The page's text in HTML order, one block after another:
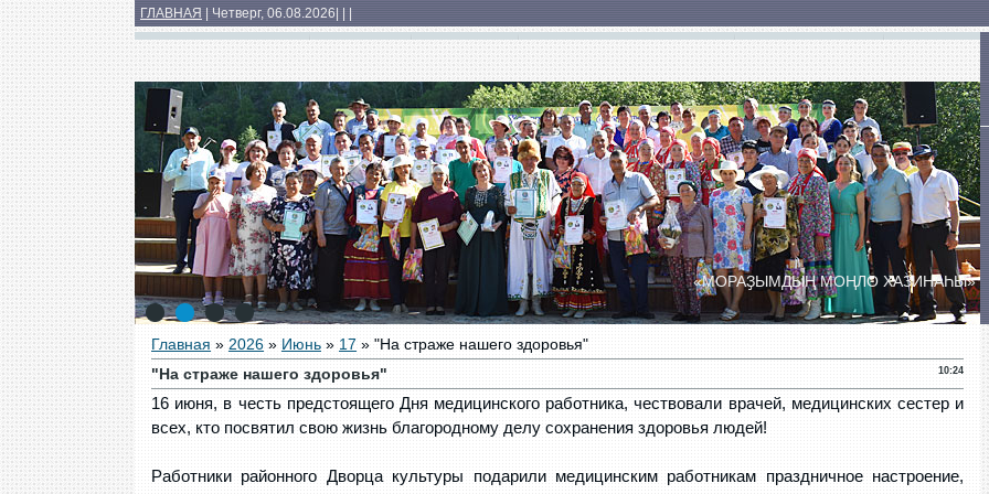
ГЛАВНАЯ | Четверг, 06.08.2026
Медиатека
«МОРАҘЫМДЫҢ МОҢЛО ХАЗИНАҺЫ»
«БӘЙЕМБӘТ УЙЫНДАРЫ»
ПРАЗДНИК ДУХОВОЙ МУЗЫКИ
1 2 3
4
Главная » 2026 » Июнь » 17 » "На страже нашего здоровья"
10:24
"На страже нашего здоровья"
16 июня, в честь предстоящего Дня медицинского работника, чествовали врачей, медицинских сестер и
всех, кто посвятил свою жизнь благородному делу сохранения здоровья людей!
Работники районного Дворца культуры подарили медицинским работникам праздничное настроение,